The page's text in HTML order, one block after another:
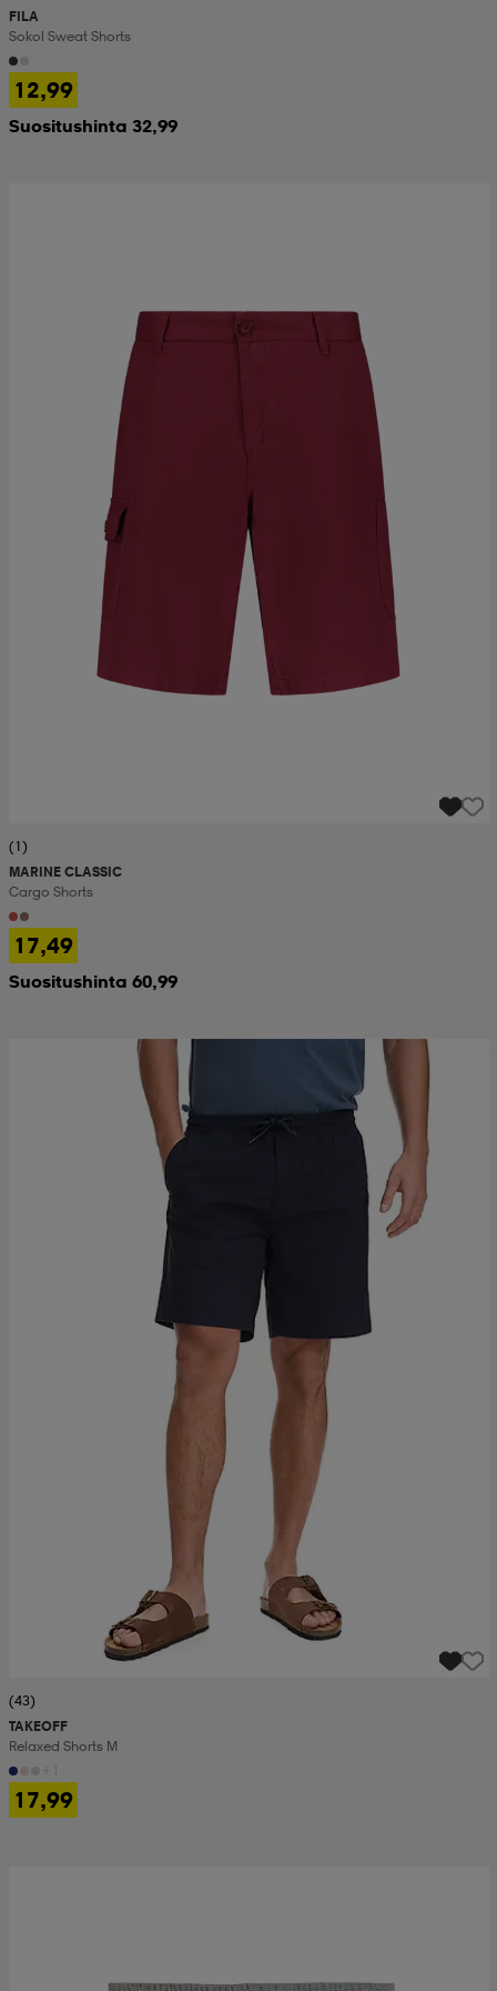
FILA
Sokol Sweat Shorts
12,99
Suositushinta 32,99
(1)
MARINE CLASSIC
Cargo Shorts
17,49
Suositushinta 60,99
(43)
TAKEOFF
Relaxed Shorts M
17,99